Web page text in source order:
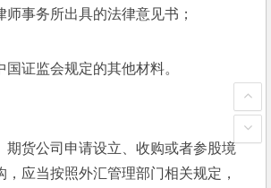
事务所出具的法律意见书；
证监会规定的其他材料。
货公司申请设立、收购或者参股境
，应当按照外汇管理部门相关规定，